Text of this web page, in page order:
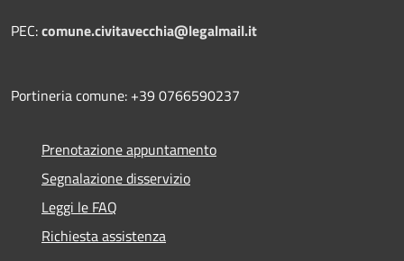
PEC:comune.civitavecchia@legalmail.it
Portineria comune: +39 0766590237
Prenotazione appuntamento
Segnalazione disservizio
Leggi le FAQ
Richiesta assistenza